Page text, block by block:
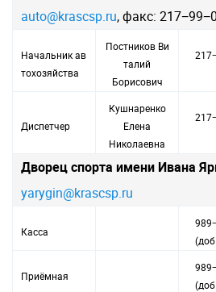
auto@krascsp.ru, факс:
Начальник ав
тохозяйства
Постников Ви
талий
Борисович
Диспетчер
Кушнаренко
Елена
Николаевна
Дворец спорта имени Ивана
yarygin@krascsp.ru
Касса
Приёмная